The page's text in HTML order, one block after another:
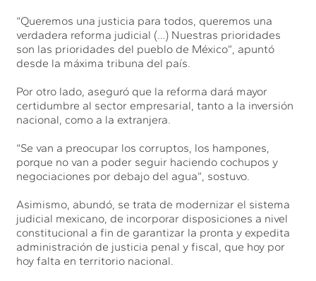
“Queremos una justicia para todos, queremos una
verdadera reforma judicial (…) Nuestras prioridades
son las prioridades del pueblo de México”, apuntó
desde la máxima tribuna del país.
Por otro lado, aseguró que la reforma dará mayor
certidumbre al sector empresarial, tanto a la inversión
nacional, como a la extranjera.
“Se van a preocupar los corruptos, los hampones,
porque no van a poder seguir haciendo cochupos y
negociaciones por debajo del agua”, sostuvo.
Asimismo, abundó, se trata de modernizar el sistema
judicial mexicano, de incorporar disposiciones a nivel
constitucional a fin de garantizar la pronta y expedita
administración de justicia penal y fiscal, que hoy por
hoy falta en territorio nacional.